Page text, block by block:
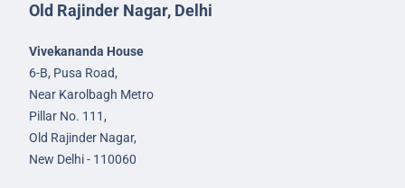
Old Rajinder Nagar, Delhi
Vivekananda House
6-B, Pusa Road,
Near Karolbagh Metro
Pillar No. 111,
Old Rajinder Nagar,
New Delhi - 110060